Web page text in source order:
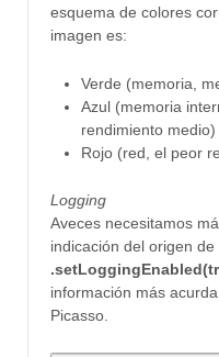
esquema de colores
imagen es:
Verde (memoria,
Azul (memoria
rendimiento medio)
Rojo (red, el peor
Logging
Aveces necesitamos
indicación del origen
información más
Picasso.